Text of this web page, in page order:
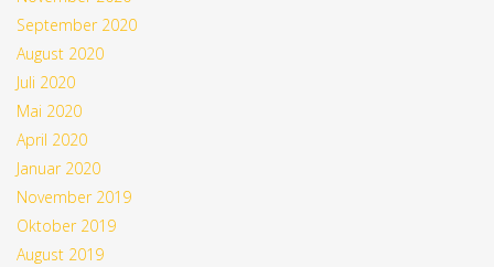
September 2020
August 2020
Juli 2020
Mai 2020
April 2020
Januar 2020
November 2019
Oktober 2019
August 2019